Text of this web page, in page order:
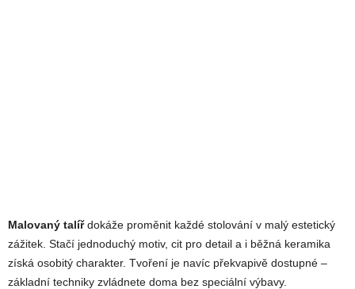
Malovaný talířdokáže proměnit každé stolování v malý estetický
zážitek. Stačí jednoduchý motiv, cit pro detail a i běžná keramika
získá osobitý charakter. Tvoření je navíc překvapivě dostupné –
základní techniky zvládnete doma bez speciální výbavy.